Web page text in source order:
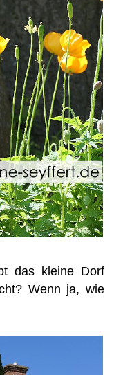
das kleine Dorf
Wenn ja, wie